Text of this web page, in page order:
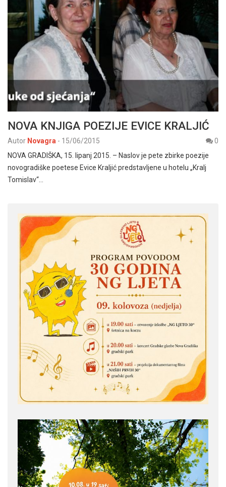
NOVA KNJIGA POEZIJE EVICE KRALJIĆ
Autor Novagra - 15/06/2015
0
NOVA GRADIŠKA, 15. lipanj 2015. – Naslov je pete zbirke poezije
novogradiške poetese Evice Kraljić predstavljene u hotelu „Kralj
Tomislav“…